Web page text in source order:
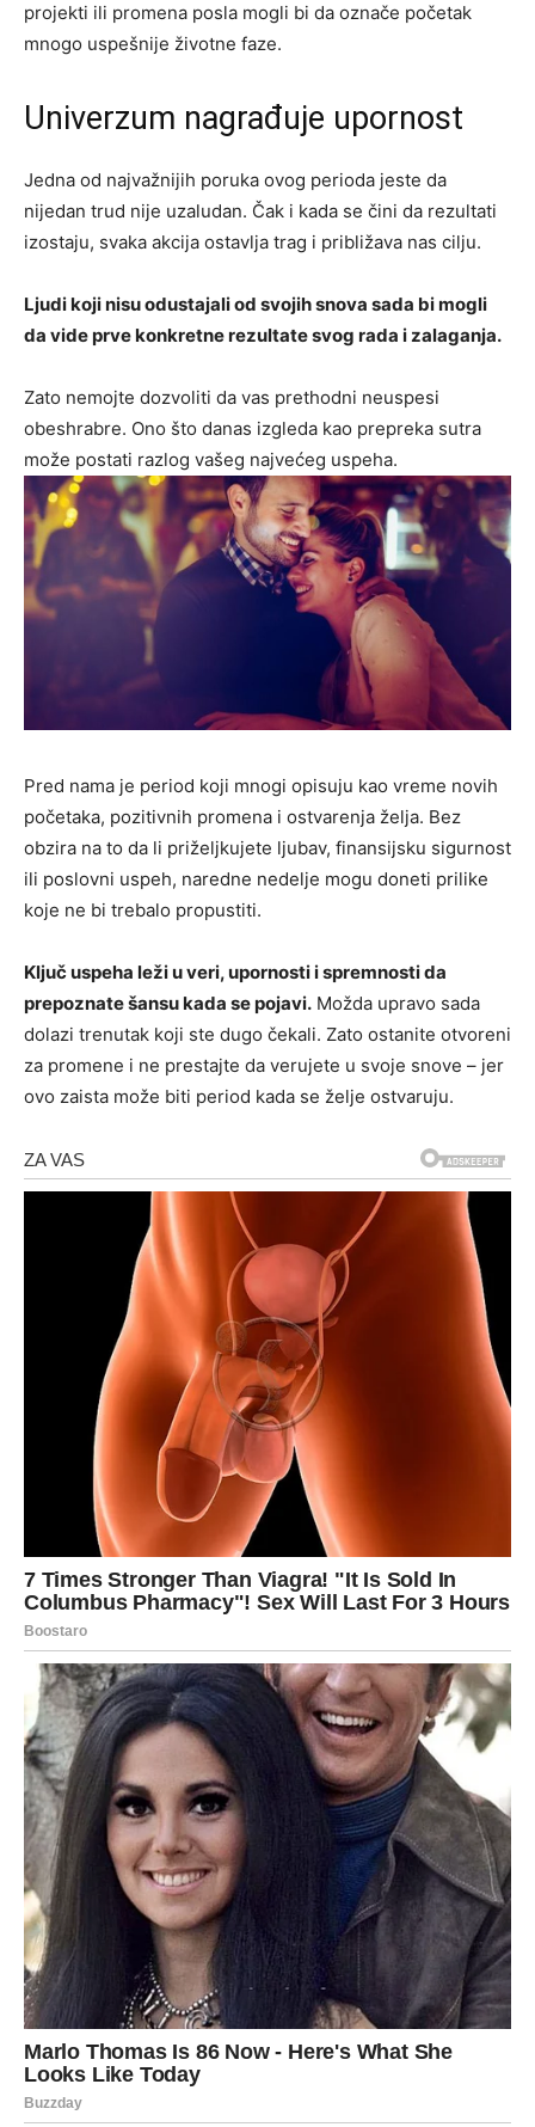
projekti ili promena posla mogli bi da označe početak
mnogo uspešnije životne faze.
Univerzum nagrađuje upornost
Jedna od najvažnijih poruka ovog perioda jeste da
nijedan trud nije uzaludan. Čak i kada se čini da rezultati
izostaju, svaka akcija ostavlja trag i približava nas cilju.
Ljudi koji nisu odustajali od svojih snova sada bi mogli
da vide prve konkretne rezultate svog rada i zalaganja.
Zato nemojte dozvoliti da vas prethodni neuspesi
obeshrabre. Ono što danas izgleda kao prepreka sutra
može postati razlog vašeg najvećeg uspeha.
Pred nama je period koji mnogi opisuju kao vreme novih
početaka, pozitivnih promena i ostvarenja želja. Bez
obzira na to da li priželjkujete ljubav, finansijsku sigurnost
ili poslovni uspeh, naredne nedelje mogu doneti prilike
koje ne bi trebalo propustiti.
Ključ uspeha leži u veri, upornosti i spremnosti da
prepoznate šansu kada se pojavi. Možda upravo sada
dolazi trenutak koji ste dugo čekali. Zato ostanite otvoreni
za promene i ne prestajte da verujete u svoje snove – jer
ovo zaista može biti period kada se želje ostvaruju.